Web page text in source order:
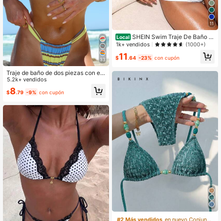
33
Traje de baño de dos piezas con est
ampado a rayas y lazo halter para
mujer, sexy, de moda y minimalista,
adecuado para chicas jóvenes, vac
e verano, estilo Vacationcore
5.2k+ vendidos
$8.79 -9% con cupón
11
Local SHEIN Swim Traje De Baño D
e Una Pieza Con Escote En V Profu
1k+ vendidos (1000+)
$11 .64 -23% con cupón